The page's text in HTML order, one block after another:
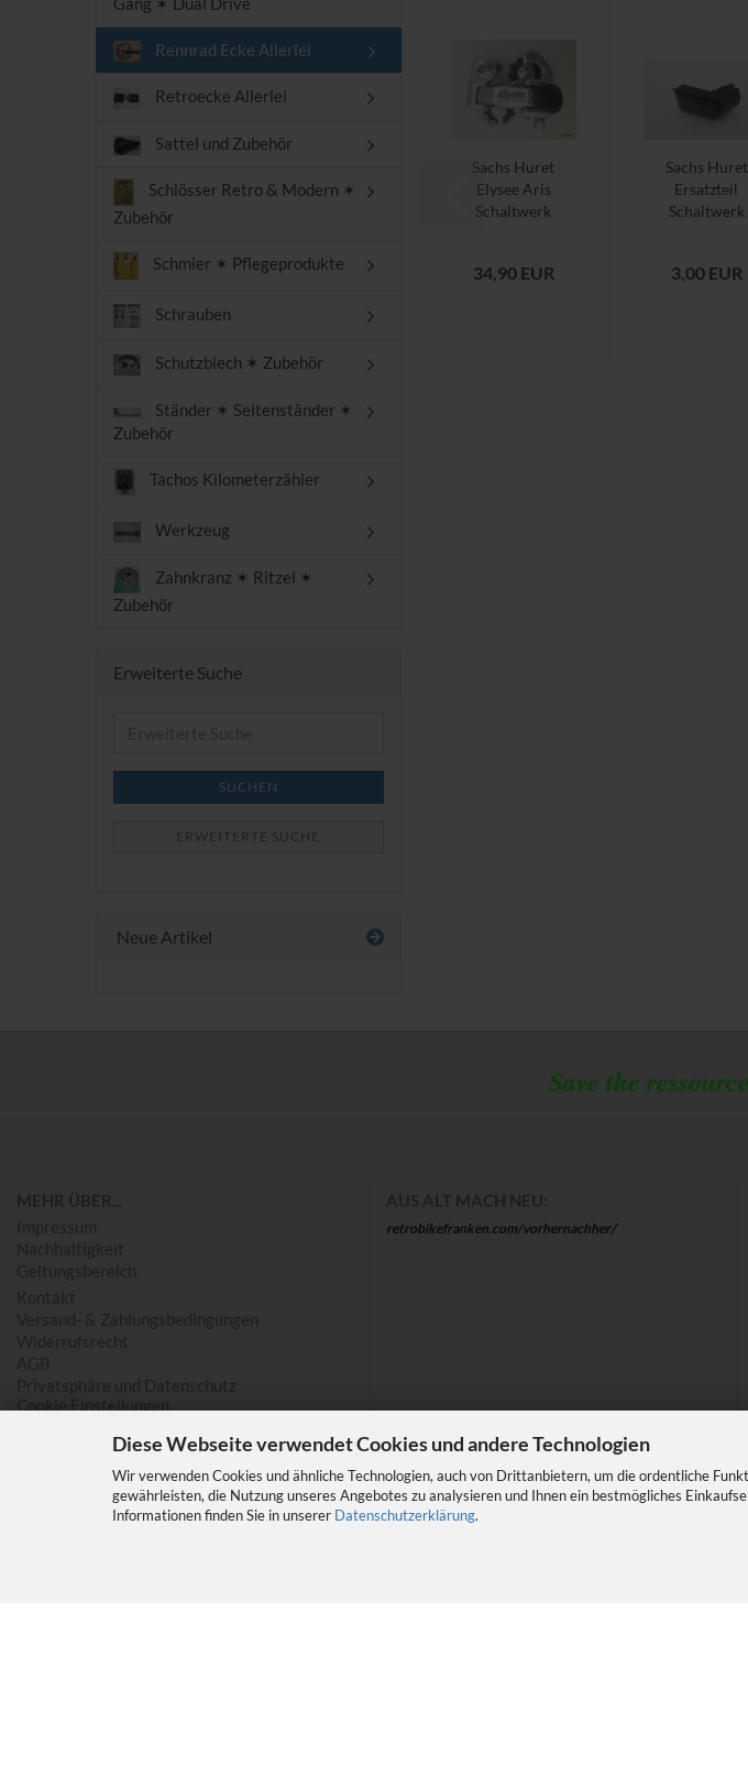
Diese Webseite verwendet Cookies und andere Technologien
Wir verwenden Cookies und ähnliche Technologien, auch von Drittanbietern, um die ordentliche
gewährleisten, die Nutzung unseres Angebotes zu analysieren und Ihnen ein bestmögliches
Informationen finden Sie in unserer Datenschutzerklärung.
Sachs Huret
Elysee Aris
Schaltwerk
34,90 EUR
Sachs Huret
Ersatzteil
Schaltwerk
3,00 EUR
Rennrad Ecke Allerlei
Retroecke Allerlei
Sattel und Zubehör
Schlösser Retro & Modern ✶
Zubehör
Schmier ✶ Pflegeprodukte
Schrauben
Schutzblech ✶ Zubehör
Ständer ✶ Seitenständer ✶
Zubehör
Tachos Kilometerzähler
Werkzeug
Zahnkranz ✶ Ritzel ✶
Zubehör
Erweiterte Suche
SUCHEN
ERWEITERTE SUCHE
Neue Artikel
Save the
retrobikefranken.com/vorhernachher/